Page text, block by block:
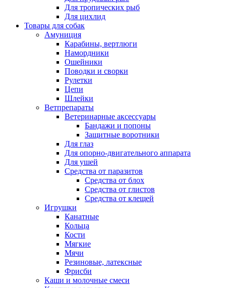
Для тропических рыб
Для цихлид
Товары для собак
Амуниция
Карабины, вертлюги
Намордники
Ошейники
Поводки и сворки
Рулетки
Цепи
Шлейки
Ветпрепараты
Ветеринарные аксессуары
Бандажи и попоны
Защитные воротники
Для глаз
Для опорно-двигательного аппарата
Для ушей
Средства от паразитов
Средства от блох
Средства от глистов
Средства от клещей
Игрушки
Канатные
Кольца
Кости
Мягкие
Мячи
Резиновые, латексные
Фрисби
Каши и молочные смеси